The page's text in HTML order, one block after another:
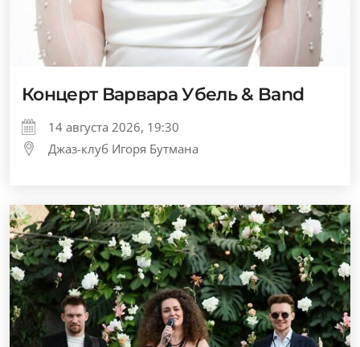
Концерт Варвара Убель & Band
14 августа 2026, 19:30
Джаз-клуб Игоря Бутмана